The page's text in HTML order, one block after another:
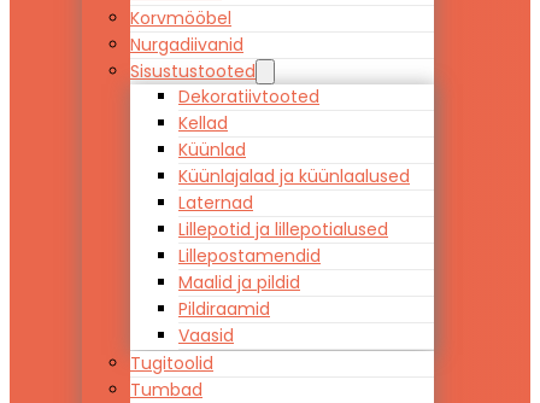
Korvmööbel
Nurgadiivanid
Sisustustooted
Dekoratiivtooted
Kellad
Küünlad
Küünlajalad ja küünlaalused
Laternad
Lillepotid ja lillepotialused
Lillepostamendid
Maalid ja pildid
Pildiraamid
Vaasid
Tugitoolid
Tumbad